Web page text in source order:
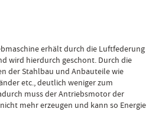
erhält durch die Luftfederung
wird hierdurch geschont. Durch die
der Stahlbau und Anbauteile wie
etc., deutlich weniger zum
muss der Antriebsmotor der
mehr erzeugen und kann so Energie